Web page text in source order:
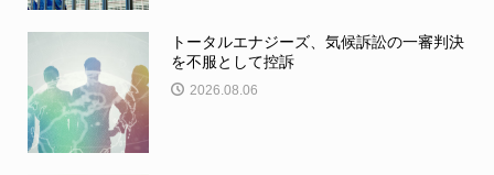
トータルエナジーズ、気候訴訟の一審判決
を不服として控訴
2026.08.06